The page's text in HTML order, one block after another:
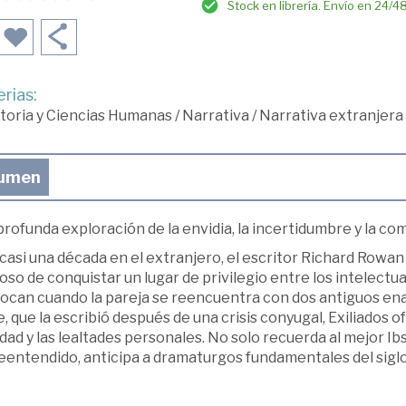
Stock en librería. Envío en 24/
y Ciencias Humanas/Narrativa /Narrativa extranjera
exploración de la envidia, la incertidumbre y la
una década en el extranjero, el escritor Richard
de conquistar un lugar de privilegio entre los
cuando la pareja se reencuentra con dos antiguos
que la escribió después de una crisis conyugal, Exiliados
y las lealtades personales. No solo recuerda al mejor
anticipa a dramaturgos fundamentales del